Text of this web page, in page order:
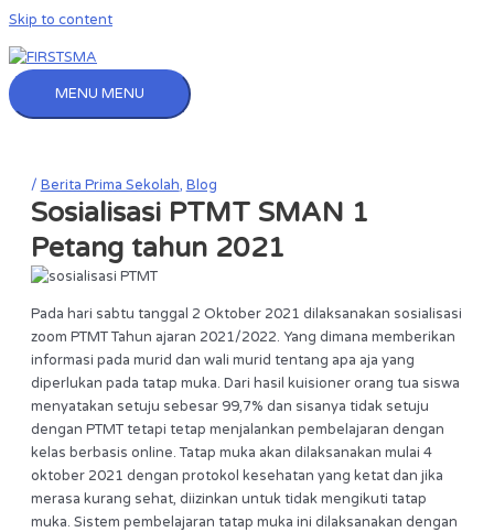
Skip to content
MENU MENU
/ Berita Prima Sekolah, Blog
Sosialisasi PTMT SMAN 1
Petang tahun 2021
Pada hari sabtu tanggal 2 Oktober 2021 dilaksanakan sosialisasi
zoom PTMT Tahun ajaran 2021/2022. Yang dimana memberikan
informasi pada murid dan wali murid tentang apa aja yang
diperlukan pada tatap muka. Dari hasil kuisioner orang tua siswa
menyatakan setuju sebesar 99,7% dan sisanya tidak setuju
dengan PTMT tetapi tetap menjalankan pembelajaran dengan
kelas berbasis online.Tatap muka akan dilaksanakan mulai 4
oktober 2021 dengan protokol kesehatan yang ketat dan jika
merasa kurang sehat, diizinkan untuk tidak mengikuti tatap
muka. Sistem pembelajaran tatap muka ini dilaksanakan dengan